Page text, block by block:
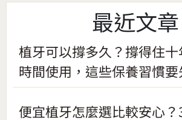
最近文章
植牙可以撐多久？撐得住
時間使用，這些保養習慣
便宜植牙怎麼選比較安心